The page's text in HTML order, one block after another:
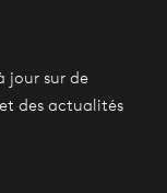
jour sur de
des actualités